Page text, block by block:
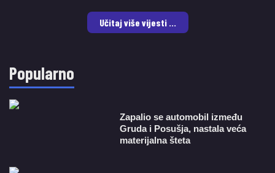
Učitaj više vijesti ...
Popularno
Zapalio se automobil između
Gruda i Posušja, nastala veća
materijalna šteta